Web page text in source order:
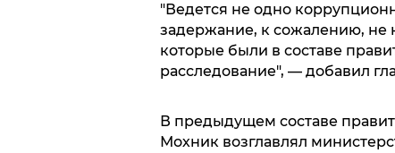
"Ведется не одно
задержание, к сожалению, не
которые были в составе
расследование", — добавил
В предыдущем составе
Мохник возглавлял